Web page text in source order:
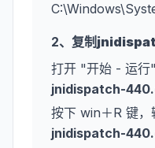
2、复制
打开 "开始 - 运
jnidispatch-
按下 win＋R 键
jnidispatch-